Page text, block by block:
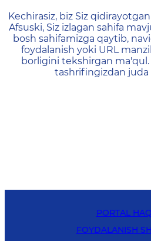
404 —
Kechirasiz, biz Siz
Afsuski, Siz izlagan sahifa
bosh sahifamizga qaytib,
foydalanish yoki URL
borligini tekshirgan
tashrifingizdan juda
PORTAL
FOYDALANISH